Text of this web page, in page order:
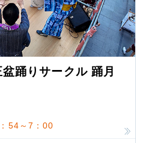
踊りサークル 踊月
54～7：00